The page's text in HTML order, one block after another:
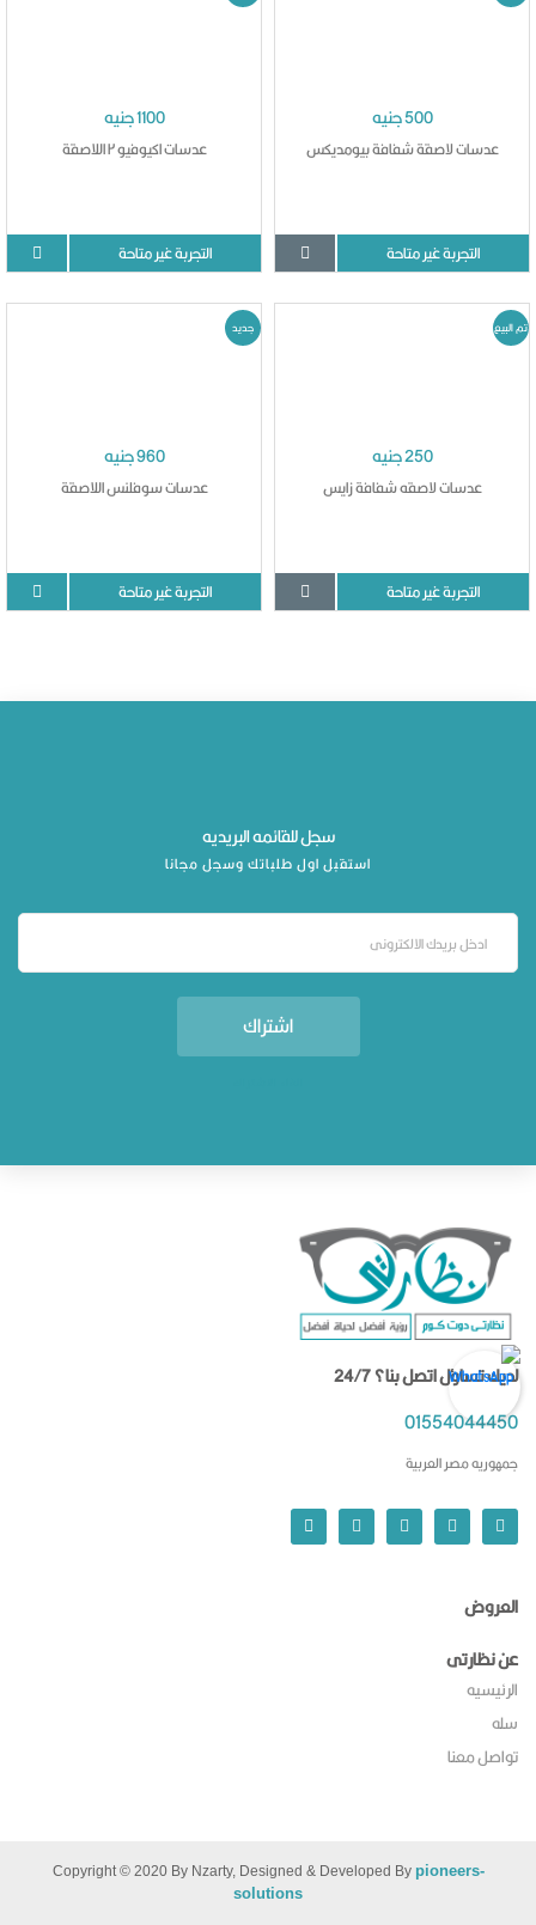
500 جنيه
عدسات لاصقة شفافة بيومديكس
التجربة غير متاحة
1100 جنيه
عدسات اكيوفيو ٢ اللاصقة
التجربة غير متاحة
250 جنيه
عدسات لاصقه شفافة زايس
التجربة غير متاحة
تم البيع
960 جنيه
عدسات سوفلنس اللاصقة
التجربة غير متاحة
جديد
سجل للقائمه البريديه
استقبل اول طلباتك وسجل مجانا
اشتراك
لديك تساؤل اتصل بنا؟ 24/7
01554044450
جمهوريه مصر العربية
العروض
عن نظارتى
الرئيسيه
سله
تواصل معنا
Copyright © 2020 By Nzarty, Designed & Developed By pioneers-
solutions